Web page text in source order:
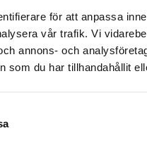
för att anpassa
vår trafik. Vi
annons- och
som du har tillhandahållit
den 26
på Volvos Övre
från konferensen